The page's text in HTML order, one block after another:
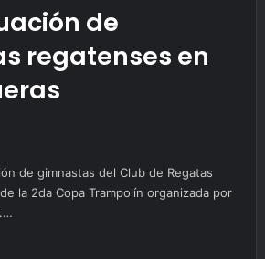
de
regatenses en
de gimnastas del Club de Regatas
la 2da Copa Trampolín organizada por